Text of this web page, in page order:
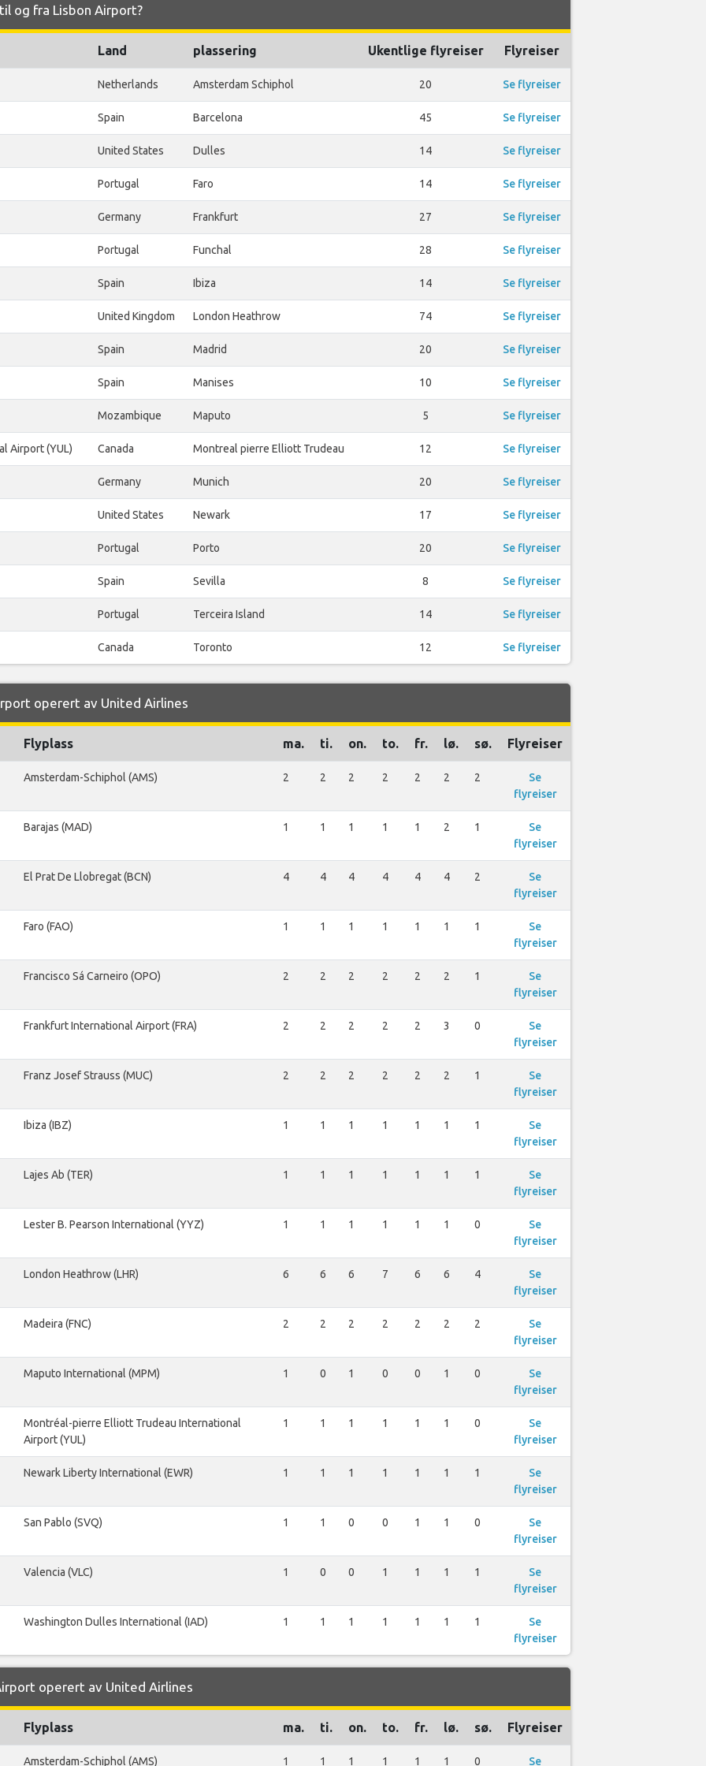
og fra Lisbon Airport?
Land plassering Ukentlige flyreiser Flyreiser
Netherlands Amsterdam Schiphol 20 Se flyreiser
Spain Barcelona 45 Se flyreiser
United States Dulles 14 Se flyreiser
Portugal Faro 14 Se flyreiser
Germany Frankfurt 27 Se flyreiser
Portugal Funchal 28 Se flyreiser
Spain Ibiza 14 Se flyreiser
United Kingdom London Heathrow 74 Se flyreiser
Spain Madrid 20 Se flyreiser
Spain Manises 10 Se flyreiser
Mozambique Maputo 5 Se flyreiser
Airport (YUL) Canada Montreal pierre Elliott Trudeau 12 Se flyreiser
Germany Munich 20 Se flyreiser
United States Newark 17 Se flyreiser
Portugal Porto 20 Se flyreiser
Spain Sevilla 8 Se flyreiser
Portugal Terceira Island 14 Se flyreiser
Canada Toronto 12 Se flyreiser
operert av United Airlines
Flyplass ma. ti. on. to. fr. lø. sø. Flyreiser
Amsterdam-Schiphol (AMS) 2 2 2 2 2 2 2
Se
flyreiser
Barajas (MAD) 1 1 1 1 1 2 1
Se
flyreiser
El Prat De Llobregat (BCN) 4 4 4 4 4 4 2
Se
flyreiser
Faro (FAO) 1 1 1 1 1 1 1
Se
flyreiser
Francisco Sá Carneiro (OPO) 2 2 2 2 2 2 1
Se
flyreiser
Frankfurt International Airport (FRA) 2 2 2 2 2 3 0
Se
flyreiser
Franz Josef Strauss (MUC) 2 2 2 2 2 2 1
Se
flyreiser
Ibiza (IBZ) 1 1 1 1 1 1 1
Se
flyreiser
Lajes Ab (TER) 1 1 1 1 1 1 1
Se
flyreiser
Lester B. Pearson International (YYZ) 1 1 1 1 1 1 0
Se
flyreiser
London Heathrow (LHR) 6 6 6 7 6 6 4
Se
flyreiser
Madeira (FNC) 2 2 2 2 2 2 2
Se
flyreiser
Maputo International (MPM) 1 0 1 0 0 1 0
Se
flyreiser
Montréal-pierre Elliott Trudeau International
Airport (YUL)
1 1 1 1 1 1 0
Se
flyreiser
Newark Liberty International (EWR) 1 1 1 1 1 1 1
Se
flyreiser
San Pablo (SVQ) 1 1 0 0 1 1 0
Se
flyreiser
Valencia (VLC) 1 0 0 1 1 1 1
Se
flyreiser
Washington Dulles International (IAD) 1 1 1 1 1 1 1
Se
flyreiser
operert av United Airlines
Flyplass ma. ti. on. to. fr. lø. sø. Flyreiser
Amsterdam-Schiphol (AMS) 1 1 1 1 1 1 0 Se